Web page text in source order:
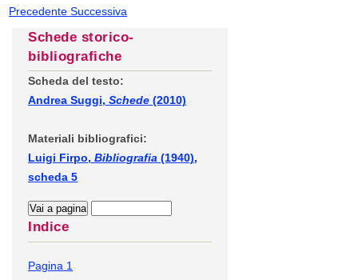
PrecedenteSuccessiva
Schede storico-
bibliografiche
Scheda del testo:
Andrea Suggi, Schede (2010)
Materiali bibliografici:
Luigi Firpo, Bibliografia (1940),
scheda 5
Indice
Pagina 1